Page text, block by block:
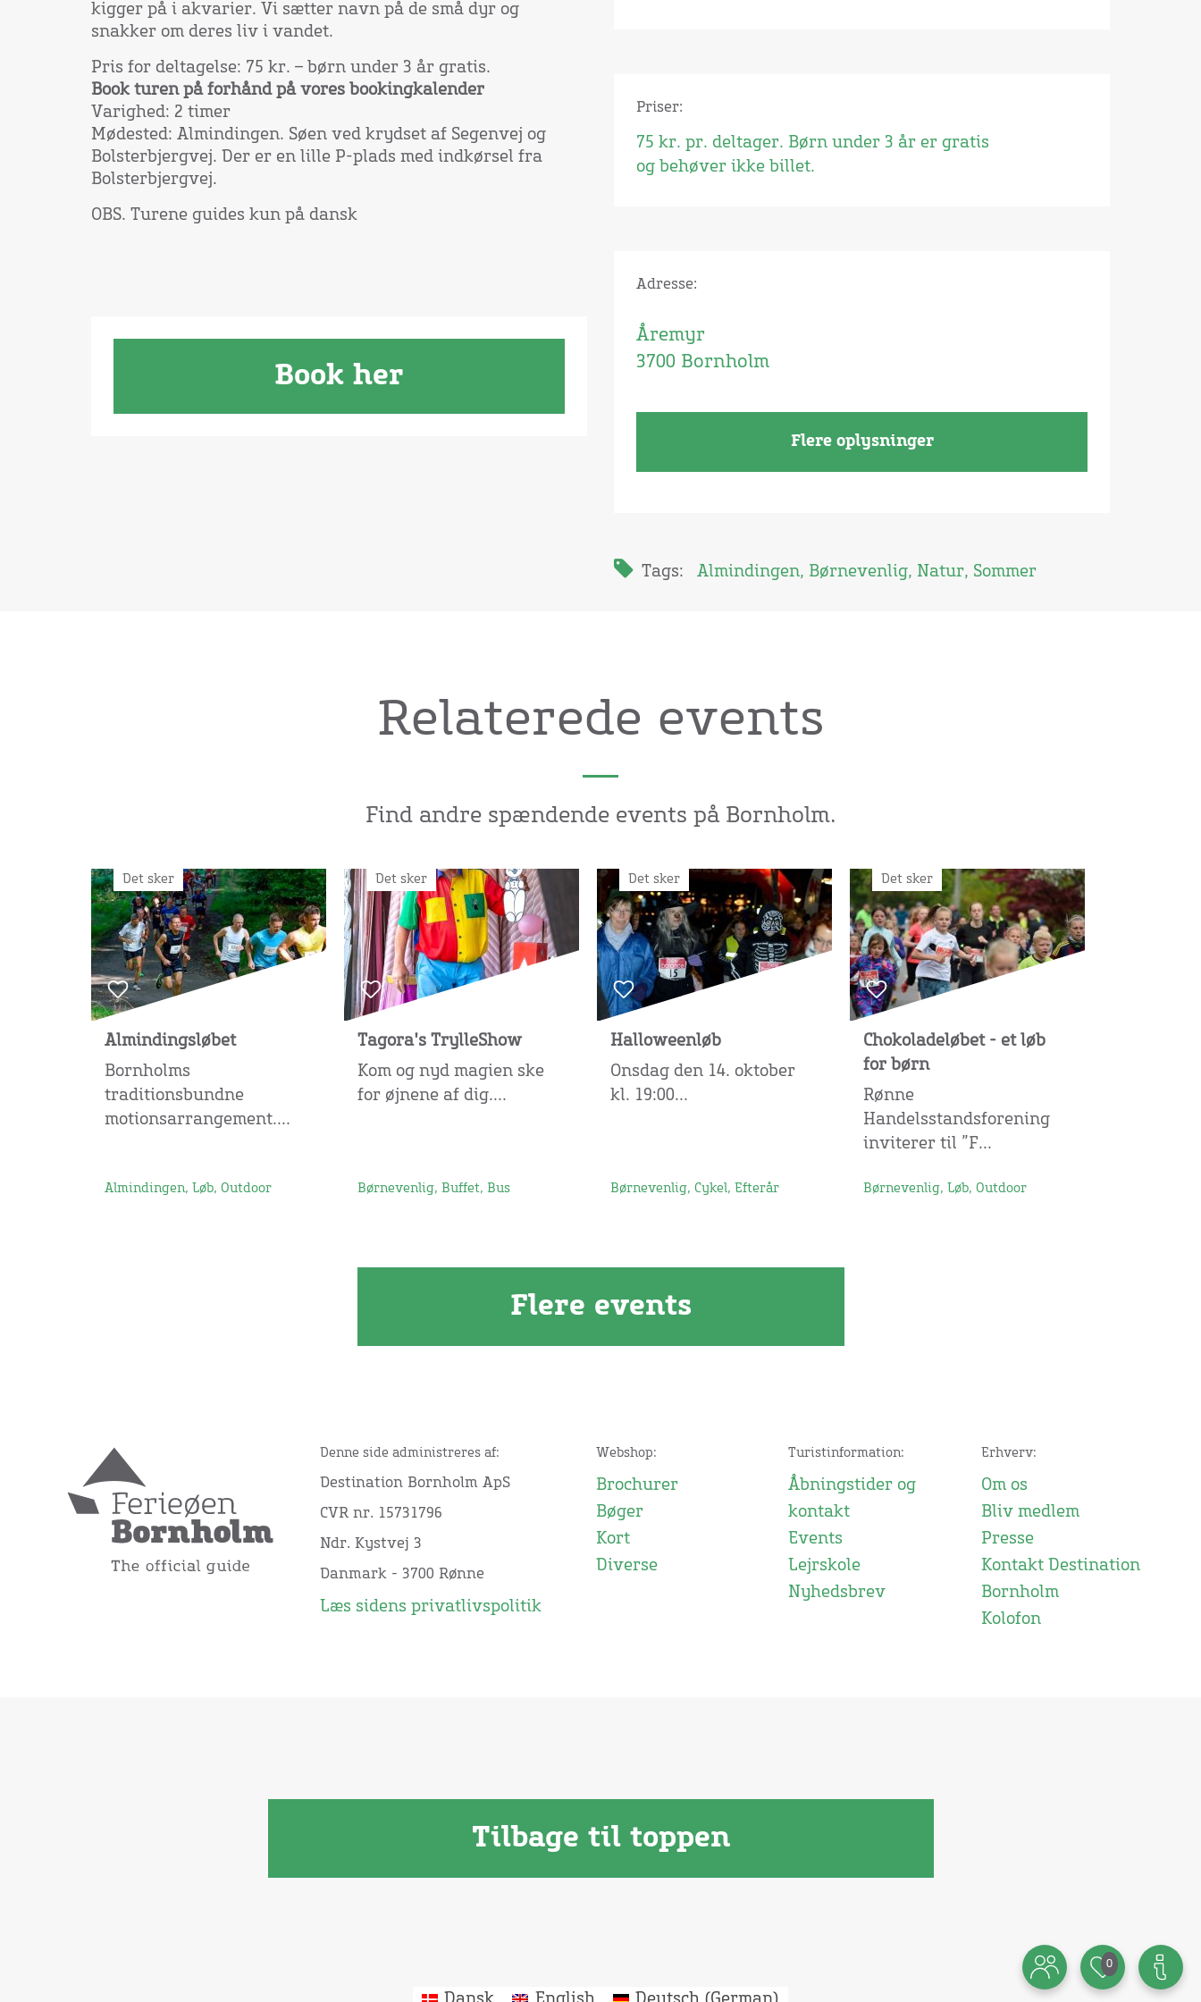
kigger på i akvarier. Vi sætter navn på de små dyr og
snakker om deres liv i vandet.
Pris for deltagelse: 75 kr. – børn under 3 år gratis.
Book turen på forhånd på vores bookingkalender
Varighed: 2 timer
Mødested: Almindingen. Søen ved krydset af Segenvej og
Bolsterbjergvej. Der er en lille P-plads med indkørsel fra
Bolsterbjergvej.
OBS. Turene guides kun på dansk
Book her
Priser:
75 kr. pr. deltager. Børn under 3 år er gratis
og behøver ikke billet.
Adresse:
Åremyr
3700 Bornholm
Flere oplysninger
Tags: Almindingen, Børnevenlig, Natur, Sommer
Relaterede events
Find andre spændende events på Bornholm.
Det sker
Almindingsløbet
Bornholms
traditionsbundne
motionsarrangement....
Almindingen, Løb, Outdoor
Det sker
Tagora's TrylleShow
Kom og nyd magien ske
for øjnene af dig....
Børnevenlig, Buffet, Bus
Det sker
Halloweenløb
Onsdag den 14. oktober
kl. 19:00...
Børnevenlig, Cykel, Efterår
Det sker
Chokoladeløbet - et løb
for børn
Rønne
Handelsstandsforening
inviterer til ”F...
Børnevenlig, Løb, Outdoor
Flere events
Denne side administreres af:
Destination Bornholm ApS
CVR nr. 15731796
Ndr. Kystvej 3
Danmark - 3700 Rønne
Læs sidens privatlivspolitik
Webshop:
Brochurer
Bøger
Kort
Diverse
Turistinformation:
Åbningstider og
kontakt
Events
Lejrskole
Nyhedsbrev
Erhverv:
Om os
Bliv medlem
Presse
Kontakt Destination
Bornholm
Kolofon
Tilbage til toppen
0